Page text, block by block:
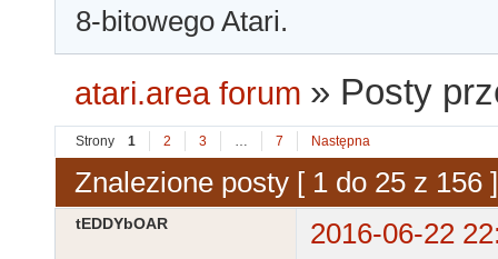
8-bitowego Atari.
atari.area forum » Posty
Strony 1 2 3 … 7 Następna
Znalezione posty [ 1 do 25 z 156 ]
tEDDYbOAR 2016-06-22